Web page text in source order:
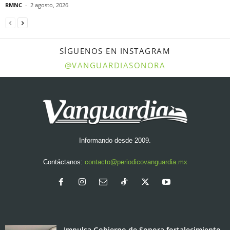
RMNC - 2 agosto, 2026
SÍGUENOS EN INSTAGRAM
@VANGUARDIASONORA
Informando desde 2009.
Contáctanos: contacto@periodicovanguardia.mx